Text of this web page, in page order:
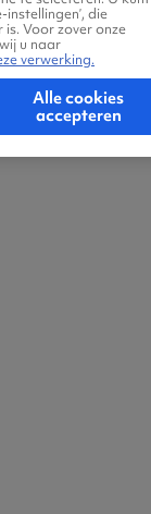
die
Voor zover onze
u naar
verwerking.
Alle cookies
accepteren